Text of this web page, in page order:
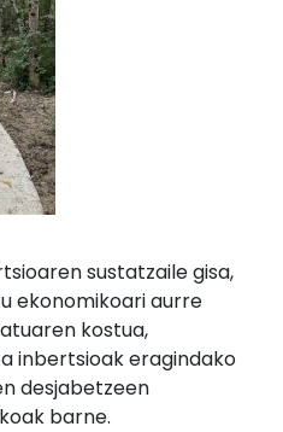
sustatzaile gisa,
ekonomikoari aurre
kostua,
inbertsioak eragindako
desjabetzeen
barne.